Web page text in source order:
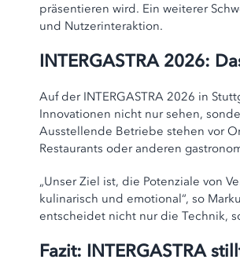
präsentieren wird. Ein weiterer
und Nutzerinteraktion.
INTERGASTRA 2026:
Auf der INTERGASTRA 2026 in
Innovationen nicht nur sehen,
Ausstellende Betriebe stehen vor
Restaurants oder anderen
„Unser Ziel ist, die Potenziale von
kulinarisch und emotional“, so
entscheidet nicht nur die Technik,
Fazit: INTERGASTRA